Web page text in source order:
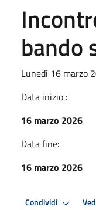
bando
Lunedì 16 marzo
Data inizio :
16 marzo 2026
Data fine:
16 marzo 2026
Condividi